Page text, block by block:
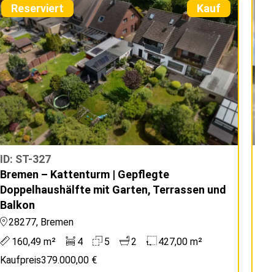
Reserviert Kauf
ID: ST-327
Bremen – Kattenturm | Gepflegte
Doppelhaushälfte mit Garten, Terrassen und
Balkon
28277, Bremen
160,49 m²
4 5 2
427,00 m²
Kaufpreis379.000,00 €